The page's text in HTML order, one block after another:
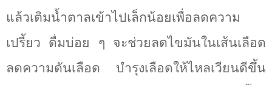
แล้วเติมน้ำตาลเข้าไปเล็กน้อยเพื่อลดความ
เปรี้ยว ดื่มบ่อย ๆ จะช่วยลดไขมันในเส้นเลือด
ลดความดันเลือด บำรุงเลือดให้ไหลเวียนดีขึ้น